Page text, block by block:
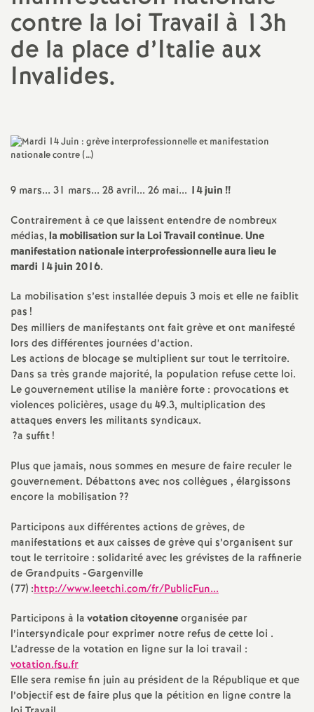
a
t
o
n
a
l
d
e
s
E
s
e
i
g
e
m
contre la loi Travail à 13h
de la place d’Italie aux
Invalides.
9 mars... 31 mars... 28 avril... 26 mai... 14 juin !!
Contrairement à ce que laissent entendre de nombreux
médias,la mobilisation sur la Loi Travail continue. Une
manifestation nationale interprofessionnelle aura lieu le
mardi 14 juin 2016.
La mobilisation s’est installée depuis 3 mois et elle ne faiblit
pas !
Des milliers de manifestants ont fait grève et ont manifesté
lors des différentes journées d’action.
Les actions de blocage se multiplient sur tout le territoire.
Dans sa très grande majorité, la population refuse cette loi.
Le gouvernement utilise la manière forte : provocations et
violences policières, usage du 49.3, multiplication des
attaques envers les militants syndicaux.
?a suffit!
Plus que jamais, nous sommes en mesure de faire reculer le
gouvernement. Débattons avec nos collègues , élargissons
encore la mobilisation??
Participons aux différentes actions de grèves, de
manifestations et aux caisses de grève qui s’organisent sur
tout le territoire : solidarité avec les grévistes de la raffinerie
de Grandpuits -Gargenville
(77) :http://www.leetchi.com/fr/PublicFun...
Participons à lavotation citoyenneorganisée par
l’intersyndicale pour exprimer notre refus de cette loi .
L’adresse de la votation en ligne sur la loi travail :
votation.fsu.fr
Elle sera remise fin juin au président de la République et que
l’objectif est de faire plus que la pétition en ligne contre la